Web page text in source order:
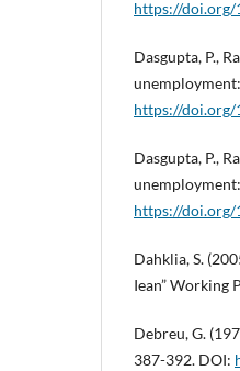
https://doi.org/
Dasgupta, P.,
https://doi.org/
Dasgupta, P.,
https://
Dahklia, S.
Iean” Working
Debreu, G.
387-392. DOI: